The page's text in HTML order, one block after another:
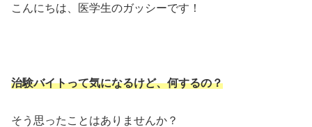
こんにちは、医学生のガッシーです！
治験バイトって気になるけど、何するの？
そう思ったことはありませんか？